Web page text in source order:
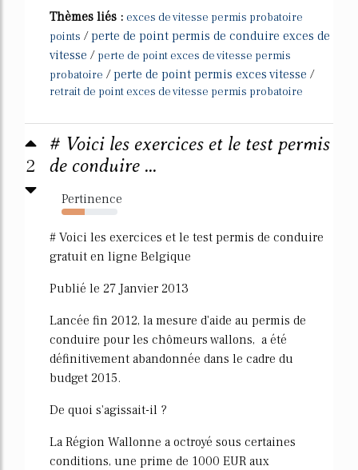
Thèmes liés : exces de vitesse permis probatoire
points /perte de point permis de conduire exces de
vitesse / perte de point exces de vitesse permis
probatoire /perte de point permis exces vitesse /
retrait de point exces de vitesse permis probatoire
2
# Voici les exercices et le test permis
de conduire ...
Pertinence
42%
# Voici les exercices et le test permis de conduire
gratuit en ligne Belgique
Publié le 27 Janvier 2013
Lancée fin 2012, la mesure d'aide au permis de
conduire pour les chômeurs wallons, a été
définitivement abandonnée dans le cadre du
budget 2015.
De quoi s'agissait-il ?
La Région Wallonne a octroyé sous certaines
conditions, une prime de 1000 EUR aux